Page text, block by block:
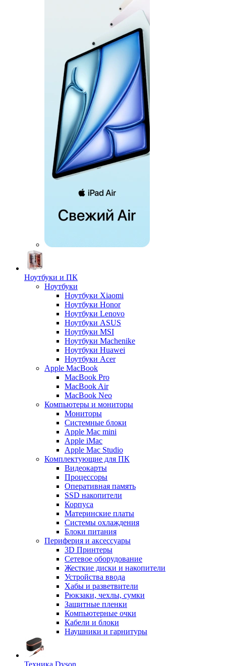
Ноутбуки и ПК
Ноутбуки
Ноутбуки Xiaomi
Ноутбуки Honor
Ноутбуки Lenovo
Ноутбуки ASUS
Ноутбуки MSI
Ноутбуки Machenike
Ноутбуки Huawei
Ноутбуки Acer
Apple MacBook
MacBook Pro
MacBook Air
MacBook Neo
Компьютеры и мониторы
Мониторы
Системные блоки
Apple Mac mini
Apple iMac
Apple Mac Studio
Комплектующие для ПК
Видеокарты
Процессоры
Оперативная память
SSD накопители
Корпуса
Материнские платы
Системы охлаждения
Блоки питания
Периферия и аксессуары
3D Принтеры
Сетевое оборудование
Жесткие диски и накопители
Устройства ввода
Хабы и разветвители
Рюкзаки, чехлы, сумки
Защитные пленки
Компьютерные очки
Кабели и блоки
Наушники и гарнитуры
Техника Dyson